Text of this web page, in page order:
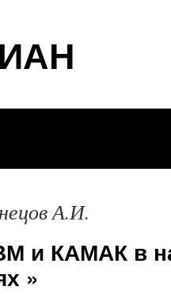
А.И.
и КАМАК в
»